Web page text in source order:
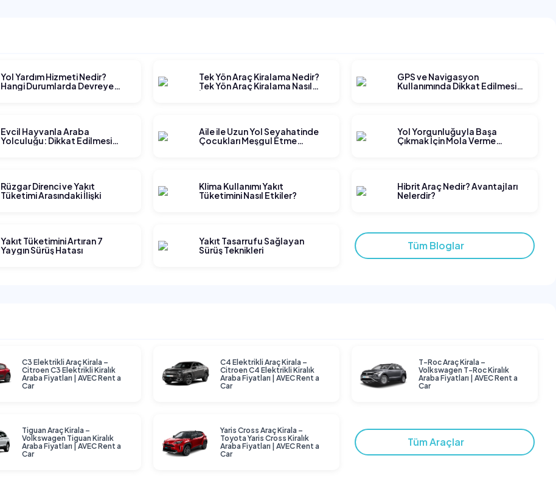
Yol Yardım Hizmeti Nedir?
Hangi Durumlarda Devreye
Tek Yön Araç Kiralama Nedir?
Tek Yön Araç Kiralama Nasıl
GPS ve Navigasyon
Kullanımında Dikkat Edilmesi
Evcil Hayvanla Araba
Yolculuğu: Dikkat Edilmesi
Aile ile Uzun Yol Seyahatinde
Çocukları Meşgul Etme
Yol Yorgunluğuyla Başa
Çıkmak İçin Mola Verme
Rüzgar Direnci ve Yakıt
Tüketimi Arasındaki İlişki
Klima Kullanımı Yakıt
Tüketimini Nasıl Etkiler?
Hibrit Araç Nedir? Avantajları
Nelerdir?
Yakıt Tüketimini Artıran 7
Yaygın Sürüş Hatası
Yakıt Tasarrufu Sağlayan
Sürüş Teknikleri
Tüm Bloglar
C3 Elektrikli Araç Kirala –
Citroen C3 Elektrikli Kiralık
Araba Fiyatları | AVEC Rent a
Car
C4 Elektrikli Araç Kirala –
Citroen C4 Elektrikli Kiralık
Araba Fiyatları | AVEC Rent a
Car
T-Roc Araç Kirala –
Volkswagen T-Roc Kiralık
Araba Fiyatları | AVEC Rent a
Car
Tiguan Araç Kirala –
Volkswagen Tiguan Kiralık
Araba Fiyatları | AVEC Rent a
Car
Yaris Cross Araç Kirala –
Toyota Yaris Cross Kiralık
Araba Fiyatları | AVEC Rent a
Car
Tüm Araçlar